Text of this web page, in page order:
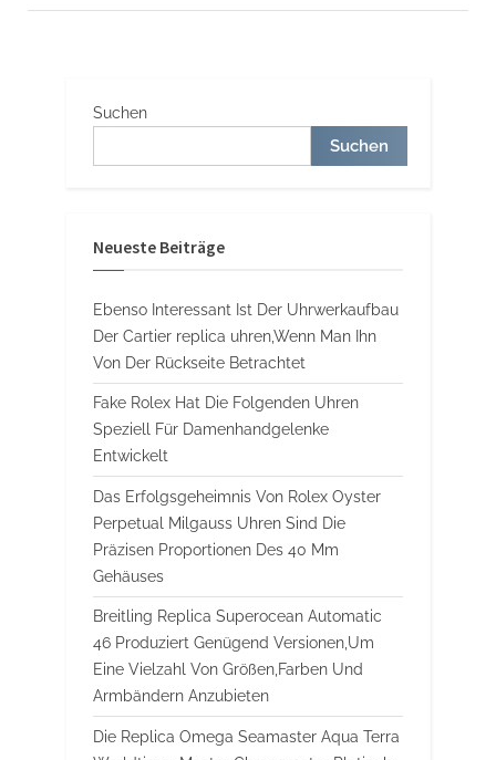
Omega-
Suchen
Suchen
Neueste Beiträge
Ebenso Interessant Ist Der Uhrwerkaufbau
Der Cartier replica uhren,Wenn Man Ihn
Von Der Rückseite Betrachtet
Fake Rolex Hat Die Folgenden Uhren
Speziell Für Damenhandgelenke
Entwickelt
Das Erfolgsgeheimnis Von Rolex Oyster
Perpetual Milgauss Uhren Sind Die
Präzisen Proportionen Des 40 Mm
Gehäuses
Breitling Replica Superocean Automatic
46 Produziert Genügend Versionen,Um
Eine Vielzahl Von Größen,Farben Und
Armbändern Anzubieten
Die Replica Omega Seamaster Aqua Terra